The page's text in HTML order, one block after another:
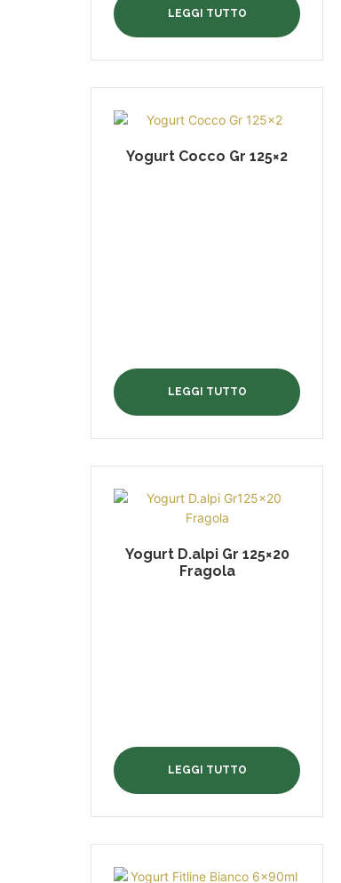
LEGGI TUTTO
Yogurt Cocco Gr 125×2
LEGGI TUTTO
Yogurt D.alpi Gr 125×20
Fragola
LEGGI TUTTO